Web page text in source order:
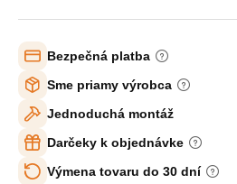
Bezpečná platba
Sme priamy výrobca
Jednoduchá montáž
Darčeky k objednávke
Výmena tovaru do 30 dní